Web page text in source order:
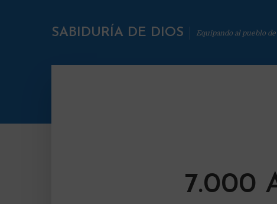
SABIDURÍA DE DIOS Equipando al pueblo
7.000